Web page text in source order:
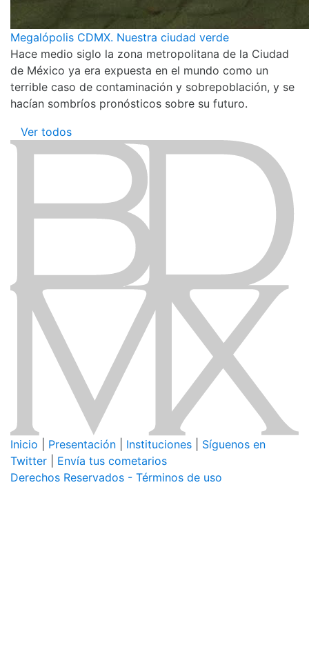
Megalópolis CDMX. Nuestra ciudad verde
Hace medio siglo la zona metropolitana de la Ciudad
de México ya era expuesta en el mundo como un
terrible caso de contaminación y sobrepoblación, y se
hacían sombríos pronósticos sobre su futuro.
Ver todos
Inicio Presentación Instituciones
Síguenos en
Twitter
Envía tus cometarios
Derechos Reservados - Términos de uso